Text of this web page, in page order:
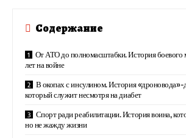
Содержание
От АТО до полномасштабки. История боевого
лет на войне
В окопах с инсулином. История «дроновода»-
который служит несмотря на диабет
Спорт ради реабилитации. История воина,
но не жажду жизни